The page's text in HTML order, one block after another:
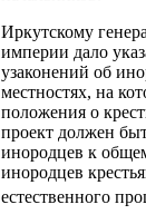
Иркутскому
империи дало
узаконений об
местностях, на
положения о
проект должен
инородцев к
инородцев
естественного